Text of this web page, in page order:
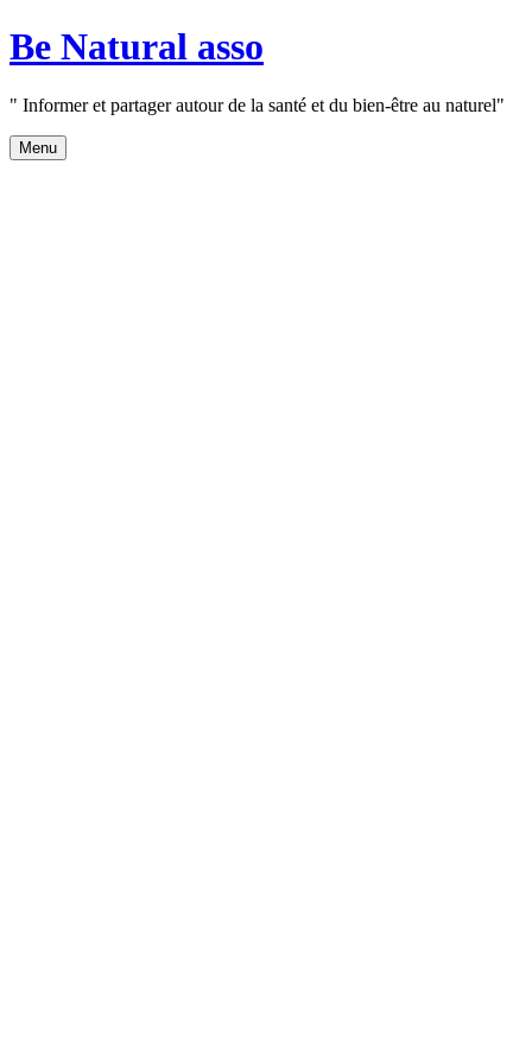
Aller
au
Be Natural asso
" Informer et partager autour de la santé et du bien-être au naturel"
Menu